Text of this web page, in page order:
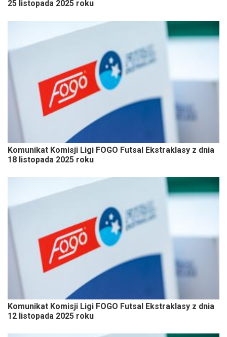
25 listopada 2025 roku
Komunikat Komisji Ligi FOGO Futsal Ekstraklasy z dnia
18 listopada 2025 roku
Komunikat Komisji Ligi FOGO Futsal Ekstraklasy z dnia
12 listopada 2025 roku